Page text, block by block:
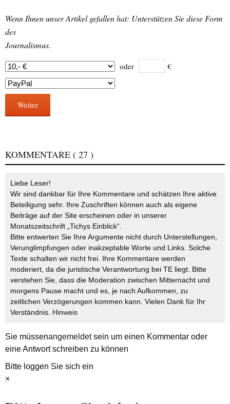
Wenn Ihnen unser Artikel gefallen hat: Unterstützen Sie diese Form
des
Journalismus.
oder €
Weiter
KOMMENTARE ( 27 )
Liebe Leser!
Wir sind dankbar für Ihre Kommentare und schätzen Ihre aktive
Beteiligung sehr. Ihre Zuschriften können auch als eigene
Beiträge auf der Site erscheinen oder in unserer
Monatszeitschrift „Tichys Einblick“.
Bitte entwerten Sie Ihre Argumente nicht durch Unterstellungen,
Verunglimpfungen oder inakzeptable Worte und Links. Solche
Texte schalten wir nicht frei. Ihre Kommentare werden
moderiert, da die juristische Verantwortung bei TE liegt. Bitte
verstehen Sie, dass die Moderation zwischen Mitternacht und
morgens Pause macht und es, je nach Aufkommen, zu
zeitlichen Verzögerungen kommen kann. Vielen Dank für Ihr
Verständnis. Hinweis
Sie müssenangemeldetsein um einen Kommentar oder
eine Antwort schreiben zu können
Bitte loggen Sie sich ein
×